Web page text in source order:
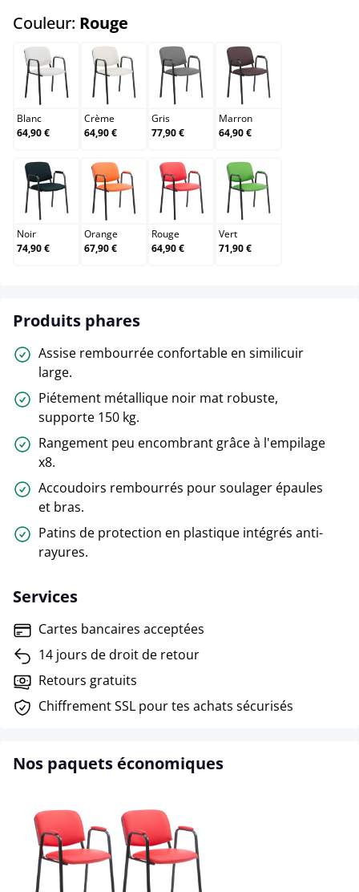
Couleur: Rouge
Blanc
Blanc
64,90 €
Crème
Crème
64,90 €
Gris
Gris
77,90 €
Marron
Marron
64,90 €
Noir
Noir
74,90 €
Orange
Orange
67,90 €
Rouge
Rouge
64,90 €
Vert
Vert
71,90 €
Produits phares
Assise rembourrée confortable en similicuir
large.
Piétement métallique noir mat robuste,
supporte 150 kg.
Rangement peu encombrant grâce à l'empilage
x8.
Accoudoirs rembourrés pour soulager épaules
et bras.
Patins de protection en plastique intégrés anti-
rayures.
Services
Cartes bancaires acceptées
14 jours de droit de retour
Retours gratuits
Chiffrement SSL pour tes achats sécurisés
Nos paquets économiques